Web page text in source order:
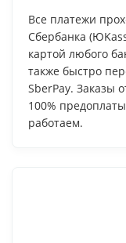
Все платежи
Сбербанка
картой любого
также быстро
SberPay. Заказы
100%
работаем.